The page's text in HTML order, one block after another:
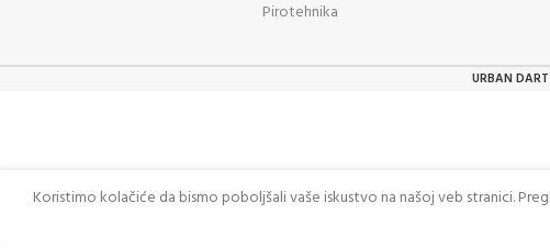
Pirotehnika
URBAN
Koristimo kolačiće da bismo poboljšali vaše iskustvo na našoj veb stranici.